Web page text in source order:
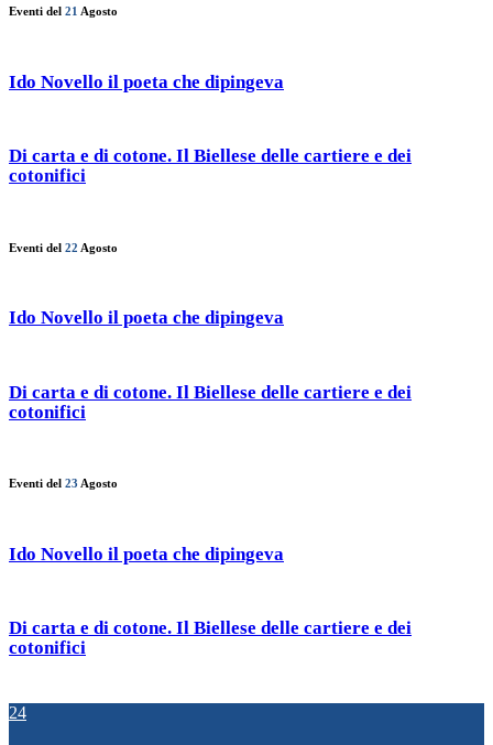
Eventi del 21 Agosto
Ido Novello il poeta che dipingeva
Di carta e di cotone. Il Biellese delle cartiere e dei
cotonifici
Eventi del 22 Agosto
Ido Novello il poeta che dipingeva
Di carta e di cotone. Il Biellese delle cartiere e dei
cotonifici
Eventi del 23 Agosto
Ido Novello il poeta che dipingeva
Di carta e di cotone. Il Biellese delle cartiere e dei
cotonifici
24